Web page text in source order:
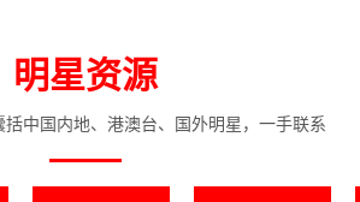
明星资源
括中国内地、港澳台、国外明星，一手联系